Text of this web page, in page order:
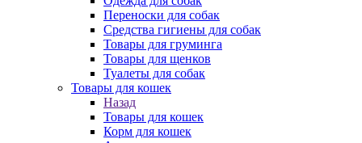
Переноски для собак
Средства гигиены для собак
Товары для груминга
Товары для щенков
Туалеты для собак
Товары для кошек
Назад
Товары для кошек
Корм для кошек